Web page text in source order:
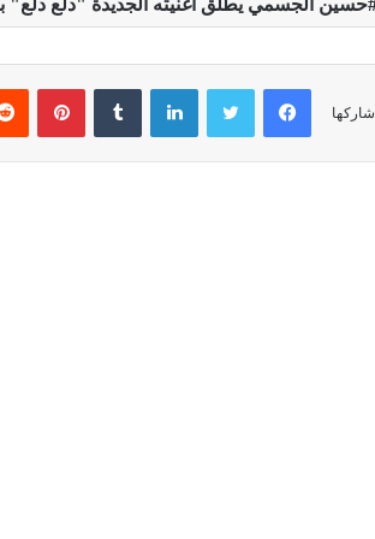
حسين الجسمي يطلق أغنيته الجديدة "دلع دلع"
شاركها
فيسبوك تويتر لينكدإن